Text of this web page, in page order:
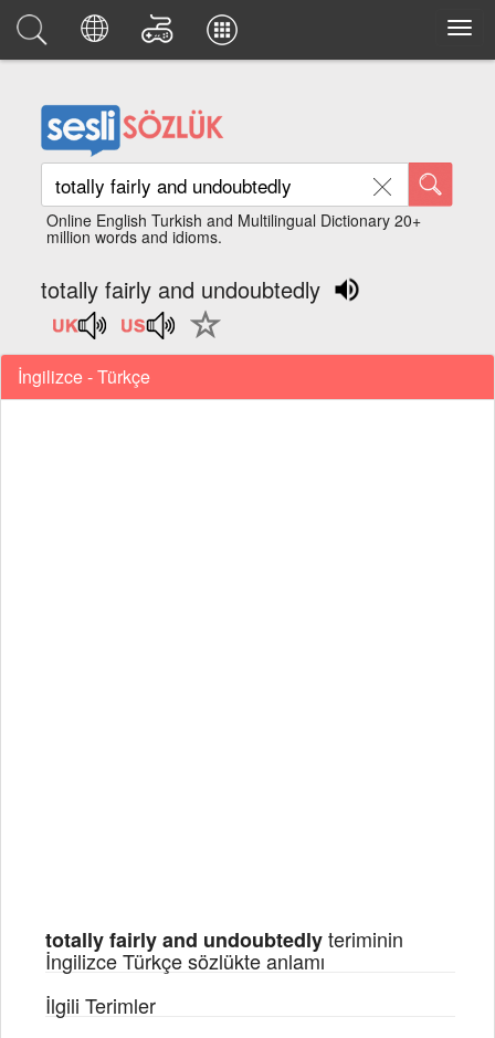
Online English Turkish and Multilingual Dictionary 20+
million words and idioms.
totally fairly and undoubtedly
İngilizce - Türkçe
totally fairly and undoubtedlyteriminin
İngilizce Türkçe sözlükte anlamı
İlgili Terimler